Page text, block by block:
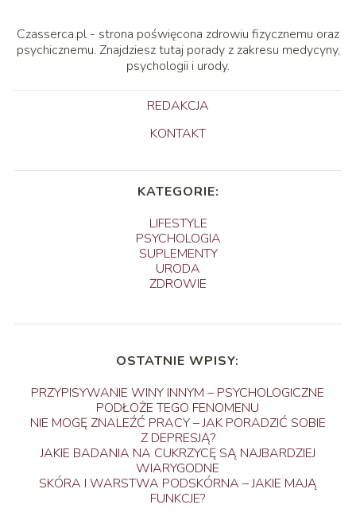
Czasserca.pl - strona poświęcona zdrowiu fizycznemu oraz
psychicznemu. Znajdziesz tutaj porady z zakresu medycyny,
psychologii i urody.
REDAKCJA
KONTAKT
KATEGORIE:
LIFESTYLE
PSYCHOLOGIA
SUPLEMENTY
URODA
ZDROWIE
OSTATNIE WPISY:
PRZYPISYWANIE WINY INNYM – PSYCHOLOGICZNE
PODŁOŻE TEGO FENOMENU
NIE MOGĘ ZNALEŹĆ PRACY – JAK PORADZIĆ SOBIE
Z DEPRESJĄ?
JAKIE BADANIA NA CUKRZYCĘ SĄ NAJBARDZIEJ
WIARYGODNE
SKÓRA I WARSTWA PODSKÓRNA – JAKIE MAJĄ
FUNKCJE?